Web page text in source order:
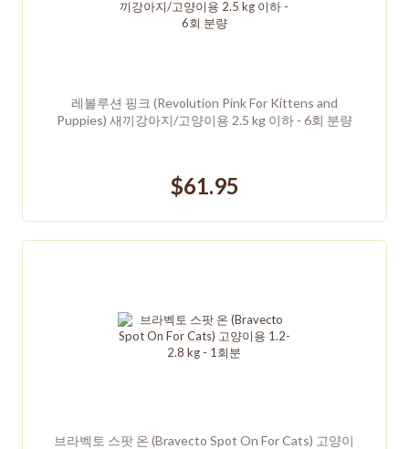
레볼루션 핑크 (Revolution Pink For Kittens and
Puppies) 새끼강아지/고양이용 2.5 kg 이하 - 6회 분량
$61.95
브라벡토 스팟 온 (Bravecto Spot On For Cats) 고양이